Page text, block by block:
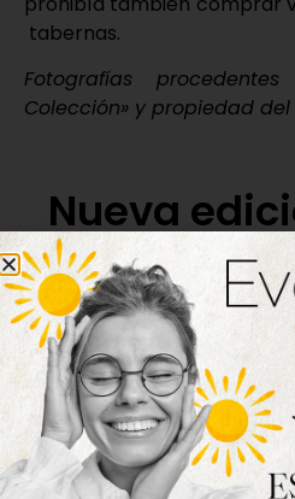
tabernas.
Fotografías
Colección» y propiedad del
Nueva
disponible
Hazte ya con la
la revista Tordesillas al
imagen para verla online.